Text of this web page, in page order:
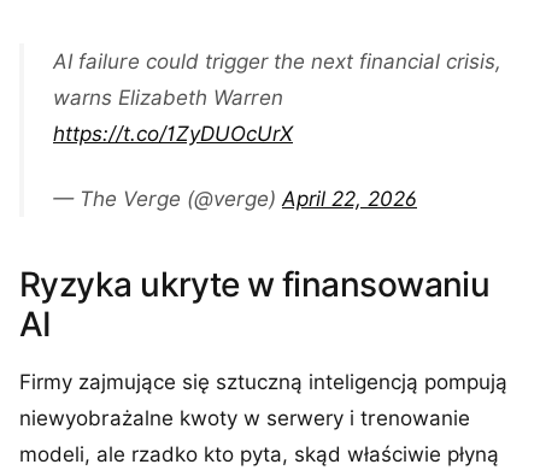
AI failure could trigger the next financial crisis,
warns Elizabeth Warren
https://t.co/1ZyDUOcUrX
— The Verge (@verge)April 22, 2026
Ryzyka ukryte w finansowaniu
AI
Firmy zajmujące się sztuczną inteligencją pompują
niewyobrażalne kwoty w serwery i trenowanie
modeli, ale rzadko kto pyta, skąd właściwie płyną